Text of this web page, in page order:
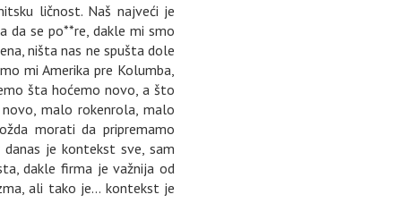
ličnost. Naš najveći je
da se po**re, dakle mi smo
ništa nas ne spušta dole
mi Amerika pre Kolumba,
šta hoćemo novo, a što
malo rokenrola, malo
morati da pripremamo
je kontekst sve, sam
dakle firma je važnija od
ali tako je... kontekst je